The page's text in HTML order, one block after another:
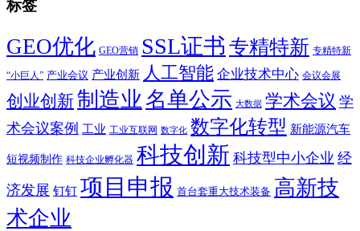
标签
GEO优化 GEO营销 SSL证书 专精特新 专精特新
“小巨人” 产业会议 产业创新 人工智能 企业技术中心 会议会展
创业创新制造业 名单公示 大数据 学术会议 学
术会议案例 工业 工业互联网 数字化 数字化转型 新能源汽车
短视频制作 科技企业孵化器 科技创新 科技型中小企业 经
济发展 钉钉 项目申报 首台套重大技术装备 高新技
术企业